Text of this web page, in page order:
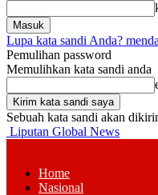
Lupa kata sandi Anda?
Pemulihan password
Memulihkan kata sandi anda
Sebuah kata sandi akan
Liputan Global News
Home
Nasional